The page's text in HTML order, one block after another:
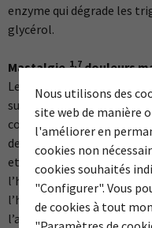
Nous utilisons des
site web de manière
l'améliorer en
cookies non
cookies souhaités
"Configurer". Vous
de cookies à tout
enzyme qui dégrade les
glycérol.
Mastalgie,1,7douleurs
Le traitement de
surviennent surtout chez
compose d’antalgiques
de préparations
et le danazol (une
l’hormone folliculo-
l’hormone lutéinisante ou
l’administration d’EPO (1